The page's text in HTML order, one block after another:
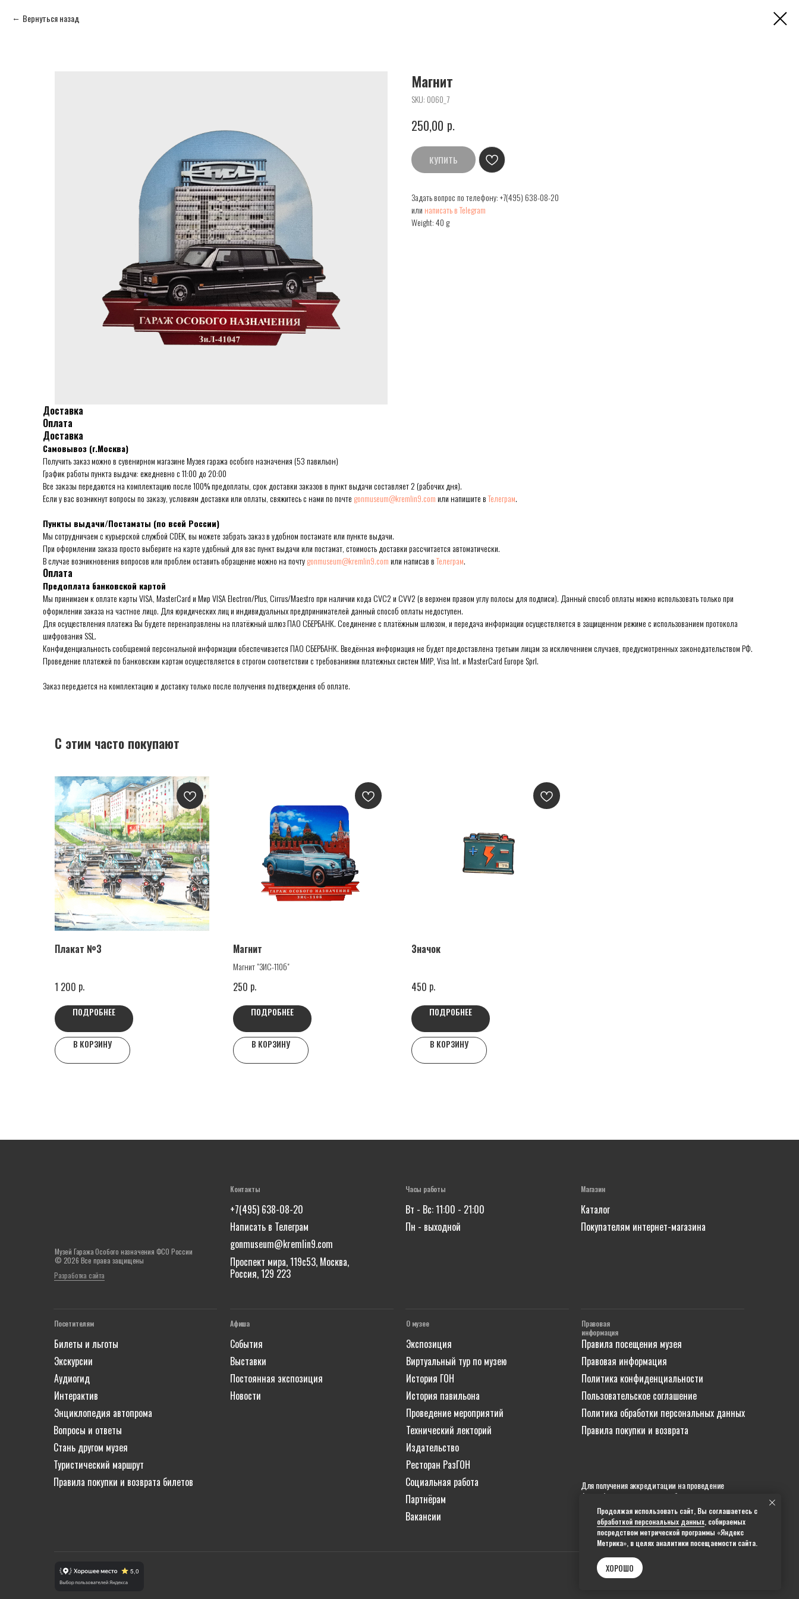
Вернуться назад
Магнит
SKU: 0060_7
250,00 р.
КУПИТЬ
Задать вопрос по телефону:+7(495) 638-08-20
или написать в Telegram
Weight: 40 g
Доставка
Оплата
Доставка
Самовывоз (г.Москва)
Получить заказ можно в сувенирном магазине Музея гаража особого назначения (53 павильон)
График работы пункта выдачи: ежедневно с 11:00 до 20:00
Все заказы передаются на комплектацию после 100% предоплаты, срок доставки заказов в пункт выдачи составляет 2 (рабочих дня).
Если у вас возникнут вопросы по заказу, условиям доставки или оплаты, свяжитесь с нами по почте gonmuseum@kremlin9.comили напишите вТелеграм.
Пункты выдачи/Постаматы (по всей России)
Мы сотрудничаем с курьерской службой CDEK, вы можете забрать заказ в удобном постамате или пункте выдачи.
При оформлении заказа просто выберите на карте удобный для вас пункт выдачи или постамат, стоимость доставки рассчитается автоматически.
В случае возникновения вопросов или проблем оставить обращение можно на почтуgonmuseum@kremlin9.comили написав вТелеграм.
Оплата
Предоплата банковской картой
Мы принимаем к оплате карты VISA, MasterCard и Мир VISA Electron/Plus, Cirrus/Maestro при наличии кода CVC2 и CVV2 (в верхнем правом углу полосы для подписи). Данный способ оплаты можно использовать только при
оформлении заказа на частное лицо. Для юридических лиц и индивидуальных предпринимателей данный способ оплаты недоступен.
Для осуществления платежа Вы будете перенаправлены на платёжный шлюз ПАО СБЕРБАНК. Соединение с платёжным шлюзом, и передача информации осуществляется в защищенном режиме с использованием протокола
шифрования SSL.
Конфиденциальность сообщаемой персональной информации обеспечивается ПАО СБЕРБАНК. Введённая информация не будет предоставлена третьим лицам за исключением случаев, предусмотренных законодательством РФ.
Проведение платежей по банковским картам осуществляется в строгом соответствии с требованиями платежных систем МИР, Visa Int. и MasterCard Europe Sprl.
Заказ передается на комплектацию и доставку только после получения подтверждения об оплате.
С этим часто покупают
Плакат №3
1 200 р.
ПОДРОБНЕЕ
В КОРЗИНУ
Магнит
Магнит "ЗИС-110б"
250 р.
ПОДРОБНЕЕ
В КОРЗИНУ
Значок
450 р.
ПОДРОБНЕЕ
В КОРЗИНУ
Разработка сайта
Для получения аккредитации на проведение
фото и/или видеосъемки необходимо направить
запрос в пресс-службу на почту
gonmuseum@kremlin9.comилинаписать
в телеграм.
Музей Гаража Особого назначения ФСО России
© 2026 Все права защищены
Магазин
Покупателям интернет-магазина
Каталог
Часы работы
Пн - выходной
Вт - Вс: 11:00 - 21:00
Правовая
информация
Правила покупки и возврата
Политика обработки персональных данных
Пользовательское соглашение
Политика конфиденциальности
Правовая информация
Правила посещения музея
О музее
Вакансии
Ресторан РазГОН
Партнёрам
Издательство
Социальная работа
Технический лекторий
Проведение мероприятий
История павильона
История ГОН
Виртуальный тур по музею
Экспозиция
Посетителям
Стань другом музея
Вопросы и ответы
Туристический маршрут
Энциклопедия автопрома
Интерактив
Аудиогид
Экскурсии
Правила покупки и возврата билетов
Билеты и льготы
Афиша
Новости
Постоянная экспозиция
Выставки
События
Контакты
Проспект мира, 119с53, Москва,
Россия, 129 223
gonmuseum@kremlin9.com
Написать в Телеграм
+7(495) 638-08-20
Продолжая использовать сайт, Вы соглашаетесь с
обработкой персональных данных, собираемых
посредством метрической программы «Яндекс
Метрика», в целях аналитики посещаемости сайта.
ХОРОШО